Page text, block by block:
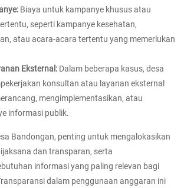
Biaya untuk kampanye khusus atau
seperti kampanye kesehatan,
atau acara-acara tertentu yang memerlukan
Eksternal: Dalam beberapa kasus, desa
konsultan atau layanan eksternal
mengimplementasikan, atau
informasi publik.
Bandongan, penting untuk mengalokasikan
dan transparan, serta
informasi yang paling relevan bagi
dalam penggunaan anggaran ini